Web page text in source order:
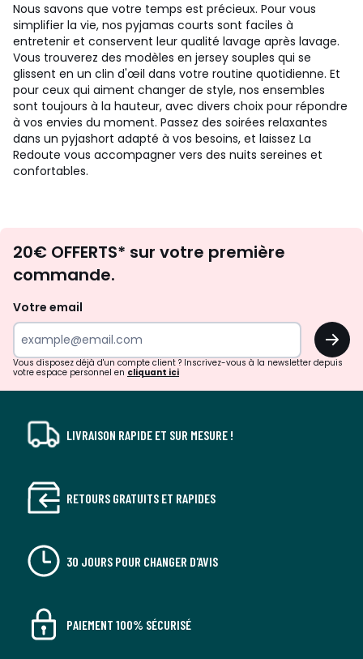
Nous savons que votre temps est précieux. Pour vous
simplifier la vie, nos pyjamas courts sont faciles à
entretenir et conservent leur qualité lavage après lavage.
Vous trouverez des modèles en jersey souples qui se
glissent en un clin d'œil dans votre routine quotidienne. Et
pour ceux qui aiment changer de style, nos ensembles
sont toujours à la hauteur, avec divers choix pour répondre
à vos envies du moment. Passez des soirées relaxantes
dans un pyjashort adapté à vos besoins, et laissez La
Redoute vous accompagner vers des nuits sereines et
confortables.
d'inspirations
surprises?
20€ OFFERTS* sur votre première
commande.
Votre email
OK
Vous disposez déjà d'un compte client ? Inscrivez-vous à la newsletter depuis
votre espace personnel en cliquant ici
LIVRAISON RAPIDE ET SUR MESURE !
RETOURS GRATUITS ET RAPIDES
30 JOURS POUR CHANGER D'AVIS
PAIEMENT 100% SÉCURISÉ